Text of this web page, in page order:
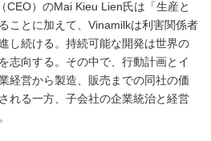
CEO）のMai Kieu Lien氏は「生産と
ことに加えて、Vinamilkは利害関係者
し続ける。持続可能な開発は世界の
志向する。その中で、行動計画とイ
経営から製造、販売までの同社の価
れる一方、子会社の企業統治と経営